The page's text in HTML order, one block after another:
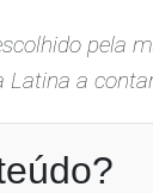
pela
a